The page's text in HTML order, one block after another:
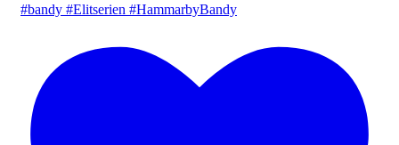
#bandy #Elitserien #HammarbyBandy